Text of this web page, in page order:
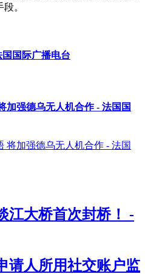
。
国际广播电台
加强德乌无人机合作 - 法国国
江大桥首次封桥！ -
请人所用社交账户监